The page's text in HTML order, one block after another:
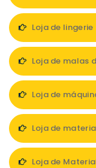
Loja de lingerie
Loja de malas
Loja de
Loja de
Loja de